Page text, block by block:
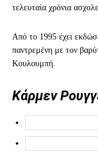
τελευταία χρόνια
Από το 1995 έχει
παντρεμένη με τον
Κουλουμπή.
Κάρμεν